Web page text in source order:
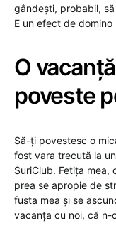
gândești, probabil,
E un efect de
O
poveste
Să-ți povestesc o
fost vara trecută la
SuriClub. Fetița mea,
prea se apropie de
fusta mea și se
vacanța cu noi, că n-